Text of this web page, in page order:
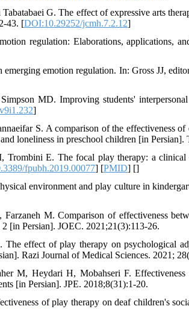
G. The effect of expressive arts
43. [DOI:10.29252/jcmh.7.2.12]
regulation: Elaborations, applications,
emotion regulation. In: Gross JJ,
MD. Improving students'
]
S. A comparison of the effectiveness
loneliness in preschool children [in
Trombini E. The focal play therapy: a
fpubh.2019.00077] [PMID] []
environment and play culture in
M. Comparison of effectiveness
[in Persian]. JOEC. 2021;21(3):113-26.
effect of play therapy on psychological
Razi Journal of Medical Sciences. 2021;
M, Heydari H, Mobahseri F.
[in Persian]. JPE. 2018;8(31):1-20.
of play therapy on deaf children's